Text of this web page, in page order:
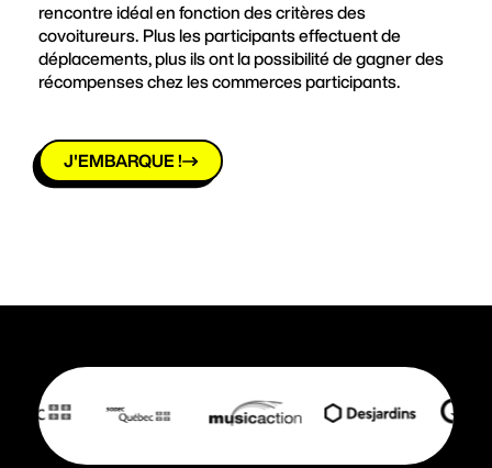
rencontre idéal en fonction des critères des
covoitureurs. Plus les participants effectuent de
déplacements, plus ils ont la possibilité de gagner des
récompenses chez les commerces participants.
J'EMBARQUE !